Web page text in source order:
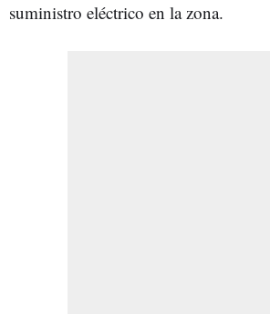
suministro eléctrico en la zona.